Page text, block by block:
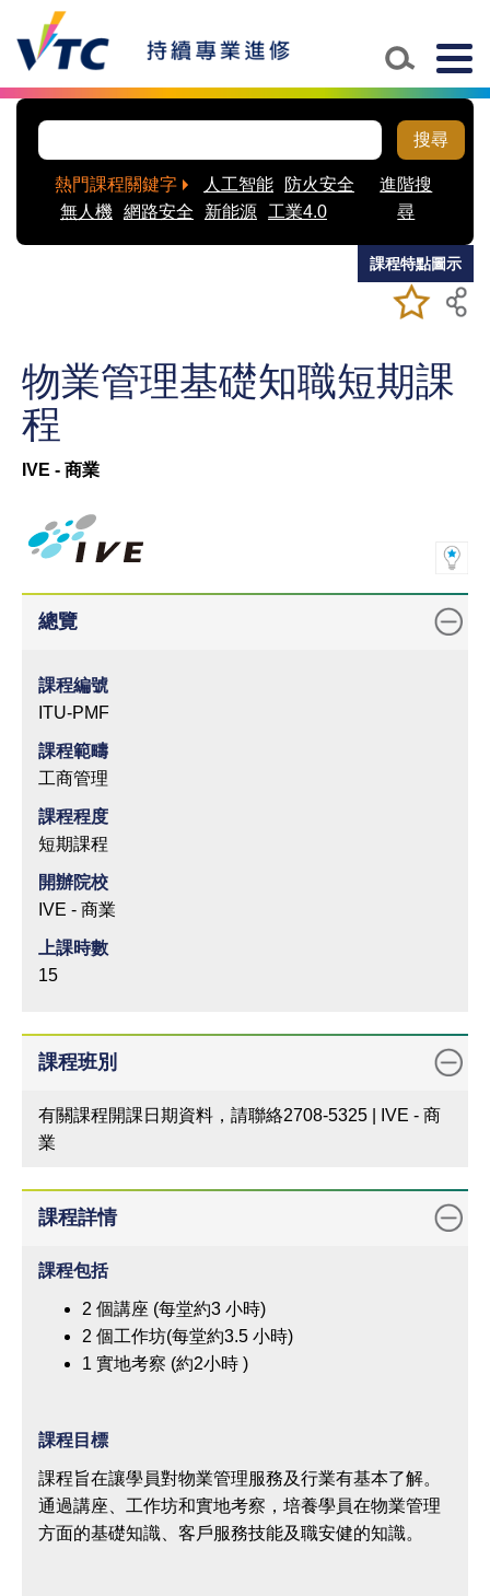
Skip to main content
搜尋
熱門課程關鍵字 人工智能
防火安全
無人機 網路安全 新能源 工業4.0
進階搜
尋
加入/移除
我喜愛的
儲存課程
物業管理基礎知職短期課
程
IVE - 商業
總覽
課程編號
ITU-PMF
課程範疇
工商管理
課程程度
短期課程
開辦院校
IVE - 商業
上課時數
15
課程班別
有關課程開課日期資料，請聯絡2708-5325 | IVE - 商
業
課程詳情
課程包括
2 個講座 (每堂約3 小時)
2 個工作坊(每堂約3.5 小時)
1 實地考察 (約2小時 )
課程目標
課程旨在讓學員對物業管理服務及行業有基本了解。
通過講座、工作坊和實地考察，培養學員在物業管理
方面的基礎知識、客戶服務技能及職安健的知識。
課程特點圖示